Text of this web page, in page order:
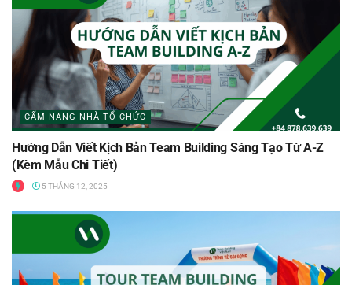
CẨM NANG NHÀ TỔ CHỨC
Hướng Dẫn Viết Kịch Bản Team Building Sáng Tạo Từ A-Z
(Kèm Mẫu Chi Tiết)
5 THÁNG 12, 2025